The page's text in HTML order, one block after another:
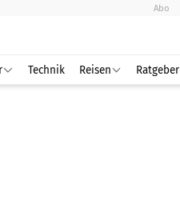
Abo
Technik Reisen Ratgeber